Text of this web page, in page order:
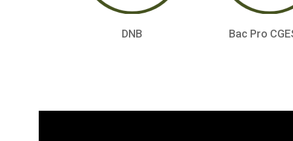
DNB Bac Pro